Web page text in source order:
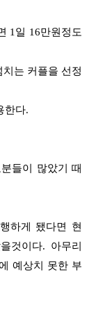
1일 16만원정도
는 커플을 선정
한다.
들이 많았기 때
하게 됐다면 현
것이다. 아무리
예상치 못한 부